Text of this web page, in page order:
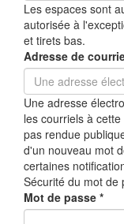
Les espaces sont
autorisée à
et tirets bas.
Adresse de
Une adresse
les courriels à
pas rendue
d'un nouveau mot
certaines
Sécurité du mot de
Mot de passe *